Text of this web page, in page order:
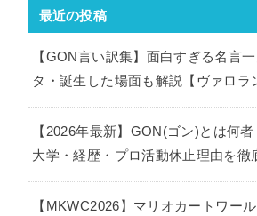
最近の投稿
【GON言い訳集】面白すぎる名言
タ・誕生した場面も解説【ヴァロラ
【2026年最新】GON(ゴン)とは何者
大学・経歴・プロ活動休止理由を徹
【MKWC2026】マリオカートワー